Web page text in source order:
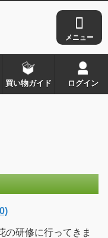
買い物ガイド ログイン
の研修に行ってきま